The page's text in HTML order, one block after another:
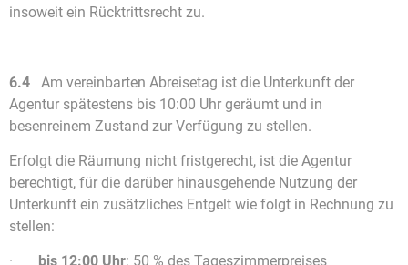
insoweit ein Rücktrittsrecht zu.
6.4 Am vereinbarten Abreisetag ist die Unterkunft der
Agentur spätestens bis 10:00 Uhr geräumt und in
besenreinem Zustand zur Verfügung zu stellen.
Erfolgt die Räumung nicht fristgerecht, ist die Agentur
berechtigt, für die darüber hinausgehende Nutzung der
Unterkunft ein zusätzliches Entgelt wie folgt in Rechnung zu
stellen:
· bis 12:00 Uhr: 50 % des Tageszimmerpreises